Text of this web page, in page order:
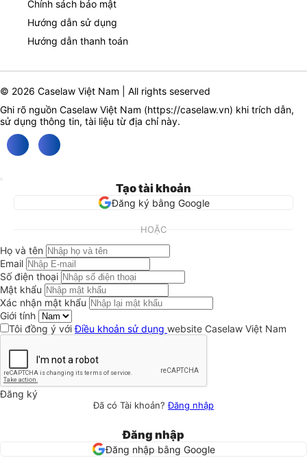
Chính sách bảo mật
Hướng dẫn sử dụng
Hướng dẫn thanh toán
© 2026 Caselaw Việt Nam | All rights seserved
Ghi rõ nguồn Caselaw Việt Nam (https://caselaw.vn) khi trích dẫn,
sử dụng thông tin, tài liệu từ địa chỉ này.
Tạo tài khoản
Đăng ký bằng Google
HOẶC
Họ và tên
Email
Số điện thoại
Mật khẩu
Xác nhận mật khẩu
Giới tính
Tôi đồng ý vớiĐiều khoản sử dụng website Caselaw Việt Nam
Đăng ký
Đã có Tài khoản?Đăng nhập
Đăng nhập
Đăng nhập bằng Google